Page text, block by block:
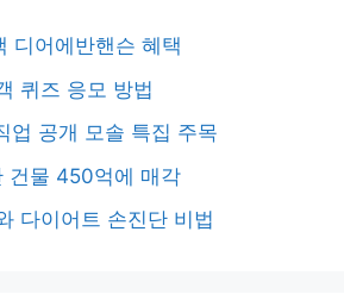
디어에반핸슨 혜택
퀴즈 응모 방법
업 공개 모솔 특집 주목
건물 450억에 매각
다이어트 손진단 비법